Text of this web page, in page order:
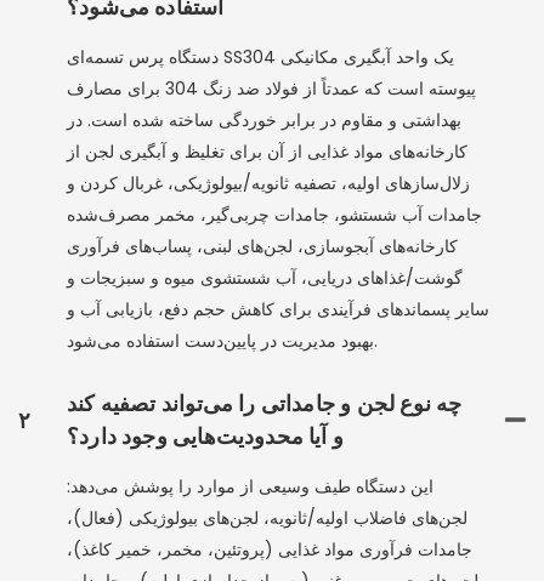
استفاده می‌شود؟
دستگاه پرس تسمه‌ای SS304 یک واحد آبگیری مکانیکی
پیوسته است که عمدتاً از فولاد ضد زنگ 304 برای مصارف
بهداشتی و مقاوم در برابر خوردگی ساخته شده است. در
کارخانه‌های مواد غذایی از آن برای تغلیظ و آبگیری لجن از
زلال‌سازهای اولیه، تصفیه ثانویه/بیولوژیکی، غربال کردن و
جامدات آب شستشو، جامدات چربی‌گیر، مخمر مصرف‌شده
کارخانه‌های آبجوسازی، لجن‌های لبنی، پساب‌های فرآوری
گوشت/غذاهای دریایی، آب شستشوی میوه و سبزیجات و
سایر پسماندهای فرآیندی برای کاهش حجم دفع، بازیابی آب و
بهبود مدیریت در پایین‌دست استفاده می‌شود.
۲
چه نوع لجن و جامداتی را می‌تواند تصفیه کند
و آیا محدودیت‌هایی وجود دارد؟
این دستگاه طیف وسیعی از موارد را پوشش می‌دهد:
لجن‌های فاضلاب اولیه/ثانویه، لجن‌های بیولوژیکی (فعال)،
جامدات فرآوری مواد غذایی (پروتئین، مخمر، خمیر کاغذ)،